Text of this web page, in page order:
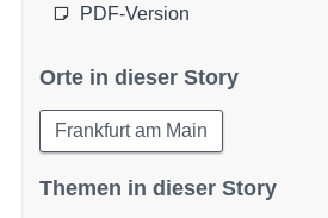
PDF-Version
Orte in dieser Story
Frankfurt am Main
Themen in dieser Story